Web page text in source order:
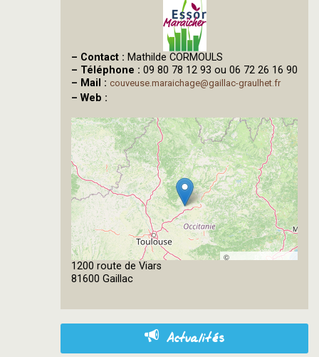
– Contact : Mathilde CORMOULS
– Téléphone : 09 80 78 12 93 ou 06 72 26 16 90
– Mail : couveuse.maraichage@gaillac-graulhet.fr
– Web :
©
1200 route de Viars
81600 Gaillac
Actualités